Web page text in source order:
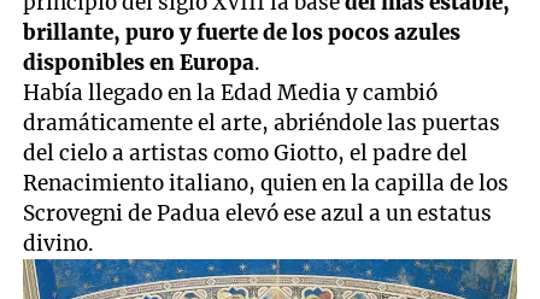
brillante, puro y fuerte de los pocos azules
disponibles en Europa.
Había llegado en la Edad Media y cambió
dramáticamente el arte, abriéndole las puertas
del cielo a artistas como Giotto, el padre del
Renacimiento italiano, quien en la capilla de los
Scrovegni de Padua elevó ese azul a un estatus
divino.